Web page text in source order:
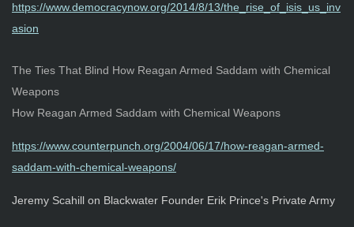
https://www.democracynow.org/2014/8/13/the_rise_of_isis_us_inv
asion
The Ties That Blind How Reagan Armed Saddam with Chemical
Weapons
How Reagan Armed Saddam with Chemical Weapons
https://www.counterpunch.org/2004/06/17/how-reagan-armed-
saddam-with-chemical-weapons/
Jeremy Scahill on Blackwater Founder Erik Prince's Private Army